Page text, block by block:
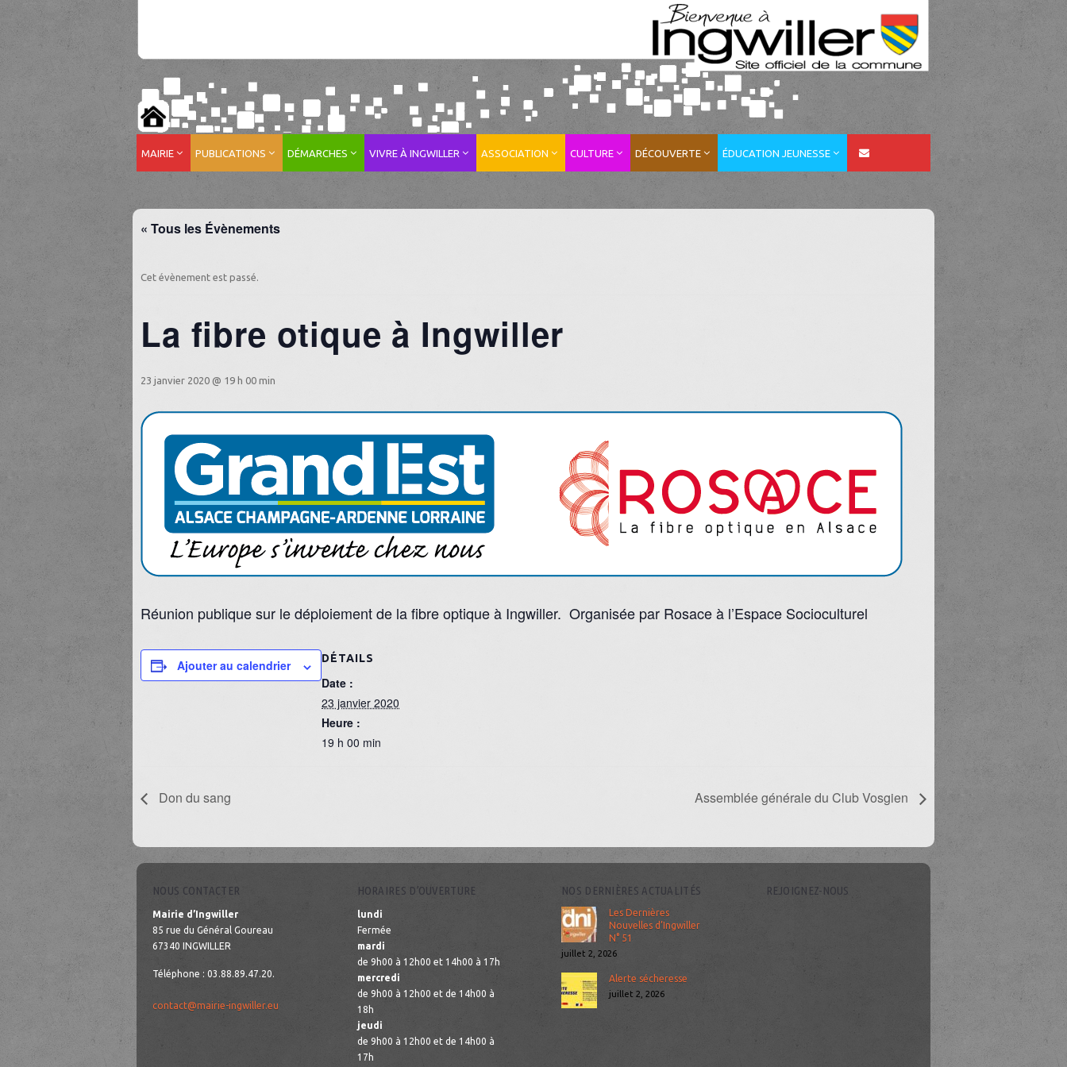
MAIRIE PUBLICATIONS DÉMARCHES VIVRE À INGWILLER ASSOCIATION CULTURE DÉCOUVERTE ÉDUCATION JEUNESSE
« Tous les Évènements
Cet évènement est passé.
La fibre otique à Ingwiller
23 janvier 2020 @ 19 h 00 min
Réunion publique sur le déploiement de la fibre optique à Ingwiller. Organisée par Rosace à l’Espace Socioculturel
Ajouter au calendrier DÉTAILS
Date :
23 janvier 2020
Heure :
19 h 00 min
Don du sang Assemblée générale du Club Vosgien
NOUS CONTACTER
Mairie d’Ingwiller
85 rue du Général Goureau
67340 INGWILLER
Téléphone : 03.88.89.47.20.
contact@mairie-ingwiller.eu
HORAIRES D’OUVERTURE
lundi
Fermée
mardi
de 9h00 à 12h00 et 14h00 à 17h
mercredi
de 9h00 à 12h00 et de 14h00 à
18h
jeudi
de 9h00 à 12h00 et de 14h00 à
17h
NOS DERNIÈRES ACTUALITÉS
Les Dernières
Nouvelles d’Ingwiller
N° 51
juillet 2, 2026
Alerte sécheresse
juillet 2, 2026
REJOIGNEZ-NOUS